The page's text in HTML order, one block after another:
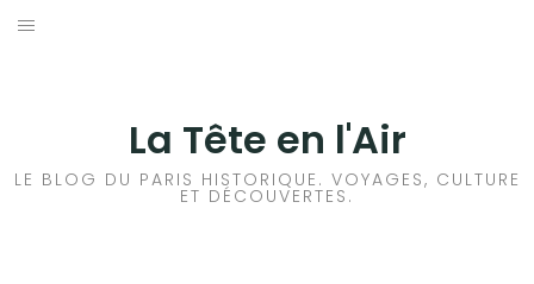
Aller
La Tête en l'Air
LE BLOG DU PARIS HISTORIQUE. VOYAGES, CULTURE
ET DÉCOUVERTES.
HISTOIRES EN ILE DE FRANCE